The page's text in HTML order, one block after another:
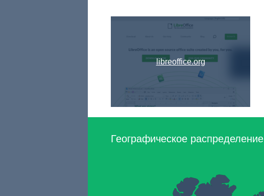
libreoffice.org
Географическое